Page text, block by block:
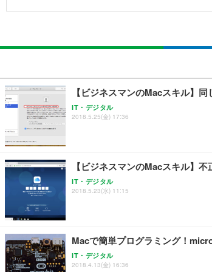
【ビジネスマンのMacスキル】
IT・デジタル
2018.5.25(金) 17:36
【ビジネスマンのMacスキル】
IT・デジタル
2018.5.23(水) 11:15
Macで簡単プログラミング！
IT・デジタル
2018.4.13(金) 16:36